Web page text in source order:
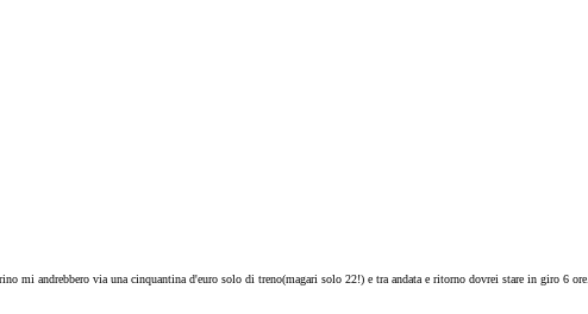
mi andrebbero via una cinquantina d'euro solo di treno(magari solo 22!) e tra andata e ritorno dovrei stare in giro 6 ore.